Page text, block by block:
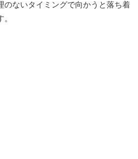
のないタイミングで向かうと落ち着